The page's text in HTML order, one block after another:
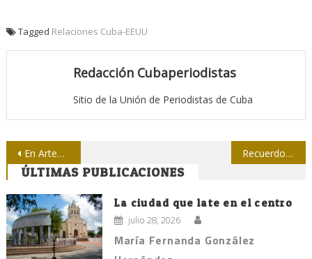
Tagged Relaciones Cuba-EEUU
Redacción Cubaperiodistas
Sitio de la Unión de Periodistas de Cuba
Navegación
de
entradas
En Artemisa premian a Terry Valdespino Recuerdo a Martí periodista en Matanzas
ÚLTIMAS PUBLICACIONES
La ciudad que late en el centro
julio 28, 2026
María Fernanda González